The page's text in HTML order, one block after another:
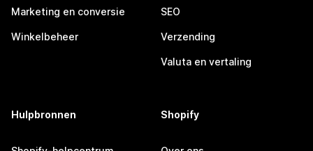
Marketing en conversie
Winkelbeheer
SEO
Verzending
Valuta en vertaling
Hulpbronnen Shopify